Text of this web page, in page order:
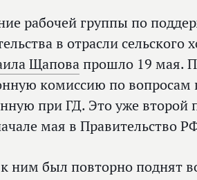
рабочей группы по
в отрасли сельского
Щаповапрошло 19 мая.
комиссию по вопросам
при ГД. Это уже
мая в Правительство
ним был повторно поднят